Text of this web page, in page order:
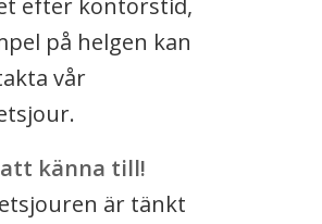
efter kontorstid,
på helgen kan
vår
känna till!
är tänkt